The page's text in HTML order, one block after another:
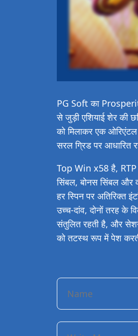
PG Soft का
से जुड़ी एशियाई शेर की
को मिलाकर एक
सरल ग्रिड पर आधारित
Top Win x58 है, RTP
सिंबल, बोनस सिंबल और
हर स्पिन पर अतिरिक्त
उच्च-दांव, दोनों तरह के
संतुलित रहती है, और
को तटस्थ रूप में पेश